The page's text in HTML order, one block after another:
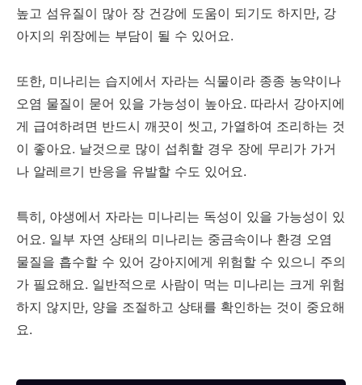
높고 섬유질이 많아 장 건강에 도움이 되기도 하지만, 강
아지의 위장에는 부담이 될 수 있어요.
또한, 미나리는 습지에서 자라는 식물이라 종종 농약이나
오염 물질이 묻어 있을 가능성이 높아요. 따라서 강아지에
게 급여하려면 반드시 깨끗이 씻고, 가열하여 조리하는 것
이 좋아요. 날것으로 많이 섭취할 경우 장에 무리가 가거
나 알레르기 반응을 유발할 수도 있어요.
특히, 야생에서 자라는 미나리는 독성이 있을 가능성이 있
어요. 일부 자연 상태의 미나리는 중금속이나 환경 오염
물질을 흡수할 수 있어 강아지에게 위험할 수 있으니 주의
가 필요해요. 일반적으로 사람이 먹는 미나리는 크게 위험
하지 않지만, 양을 조절하고 상태를 확인하는 것이 중요해
요.